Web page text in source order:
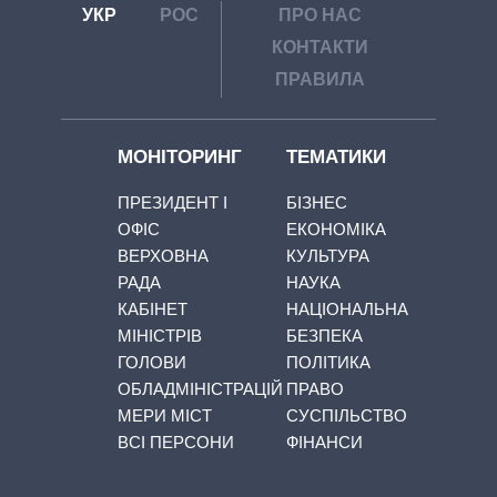
УКР РОС
ПРО НАС
КОНТАКТИ
ПРАВИЛА
МОНІТОРИНГ
ПРЕЗИДЕНТ І
ОФІС
ВЕРХОВНА
РАДА
КАБІНЕТ
МІНІСТРІВ
ГОЛОВИ
ОБЛАДМІНІСТРАЦІЙ
МЕРИ МІСТ
ВСІ ПЕРСОНИ
ТЕМАТИКИ
БІЗНЕС
ЕКОНОМІКА
КУЛЬТУРА
НАУКА
НАЦІОНАЛЬНА
БЕЗПЕКА
ПОЛІТИКА
ПРАВО
СУСПІЛЬСТВО
ФІНАНСИ